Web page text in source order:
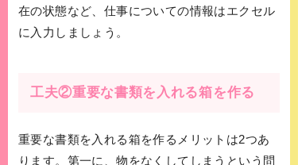
在の状態など、仕事についての情報はエクセル
に入力しましょう。
工夫②重要な書類を入れる箱を作る
重要な書類を入れる箱を作るメリットは2つあ
ります。第一に、物をなくしてしまうという問